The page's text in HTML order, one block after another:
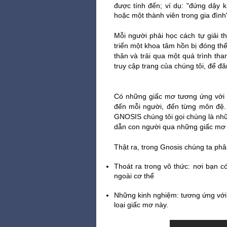
được tính đến; ví dụ: "đứng dậy
hoặc một thành viên trong gia
Mỗi người phải học cách tự giải
triển một khoa tâm hồn bị đóng
thân và trải qua một quá trình
truy cập trang của chúng tôi, để
Có những giấc mơ tương ứng
đến mỗi người, đến từng môn
GNOSIS chúng tôi gọi chúng là
dẫn con người qua những giấc mơ
Thật ra, trong Gnosis chúng ta
Thoát ra trong vô thức: nơi bạn
ngoài cơ thể
Những kinh nghiệm: tương ứng
loại giấc mơ này.